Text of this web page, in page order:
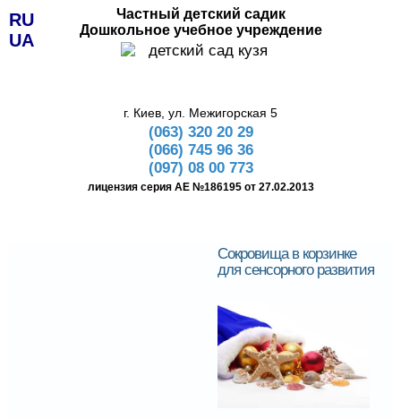
RU
UA
Частный детский садик
Дошкольное учебное учреждение
г. Киев, ул. Межигорская 5
(063) 320 20 29
(066) 745 96 36
(097) 08 00 773
лицензия серия АЕ №186195 от 27.02.2013
Сокровища в корзинке
для сенсорного развития